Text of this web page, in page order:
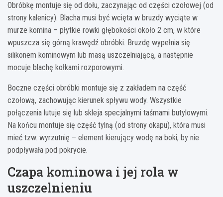
Obróbkę montuje się od dołu, zaczynając od części czołowej (od
strony kalenicy). Blacha musi być wcięta w bruzdy wyciąte w
murze komina – płytkie rowki głębokości około 2 cm, w które
wpuszcza się górną krawędź obróbki. Bruzdę wypełnia się
silikonem kominowym lub masą uszczelniającą, a następnie
mocuje blachę kołkami rozporowymi.
Boczne części obróbki montuje się z zakładem na część
czołową, zachowując kierunek spływu wody. Wszystkie
połączenia lutuje się lub skleja specjalnymi taśmami butylowymi.
Na końcu montuje się część tylną (od strony okapu), która musi
mieć tzw. wyrzutnię – element kierujący wodę na boki, by nie
podpływała pod pokrycie.
Czapa kominowa i jej rola w
uszczelnieniu